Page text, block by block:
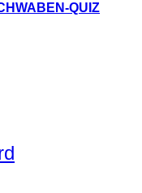
QUIZ